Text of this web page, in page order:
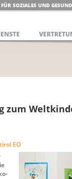
SOZIALES UND
zum
EO